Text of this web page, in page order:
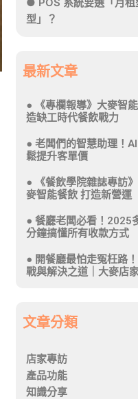
型」？
最新文章
《專欄報導》大麥智
造缺工時代餐飲戰力
老闆們的智慧助理！
鬆提升客單價
《餐飲學院雜誌專訪
麥智能餐飲 打造新營運
餐廳老闆必看！2025
分鐘搞懂所有收款方式
開餐廳最怕走冤枉路
戰與解決之道｜大麥店
文章分類
店家專訪
產品功能
知識分享